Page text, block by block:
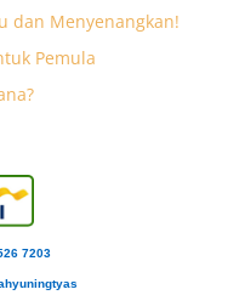
dan Menyenangkan!
Pemula
7203